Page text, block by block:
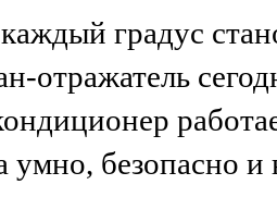
градус
отражатель
умно, безопасно и